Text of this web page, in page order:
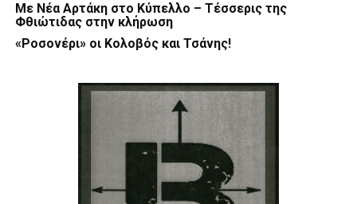
Με Νέα Αρτάκη στο Κύπελλο – Τέσσερις της
Φθιώτιδας στην κλήρωση
«Ροσονέρι» οι Κολοβός και Τσάνης!